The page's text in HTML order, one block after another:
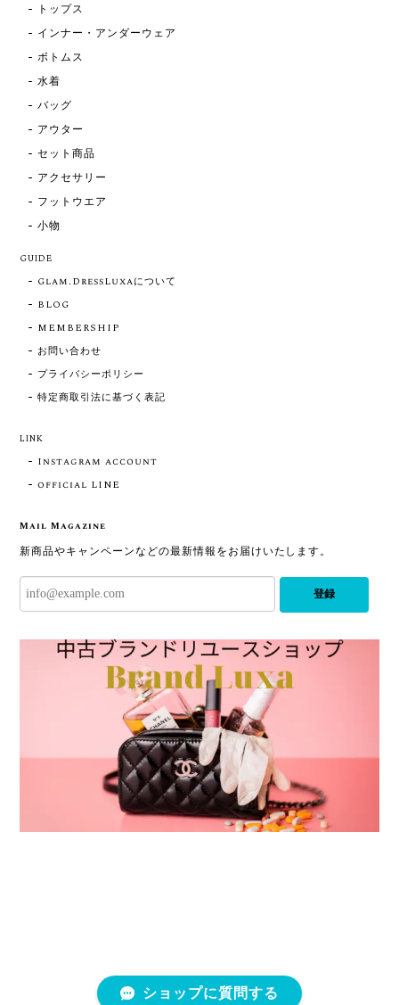
トップス
インナー・アンダーウェア
ボトムス
水着
バッグ
アウター
セット商品
アクセサリー
フットウエア
小物
GUIDE
Glam.DressLuxaについて
BLOG
MEMBERSHIP
お問い合わせ
プライバシーポリシー
特定商取引法に基づく表記
LINK
Instagram account
official LINE
Mail Magazine
新商品やキャンペーンなどの最新情報をお届けいたします。
登録
ショップに質問する